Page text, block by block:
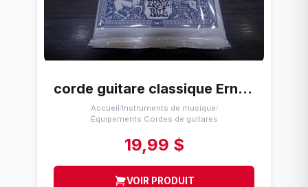
corde guitare classique Ernie Ball 2403
Accueil/Instruments de musique/
Équipements Cordes de guitares
19,99 $
VOIR PRODUIT